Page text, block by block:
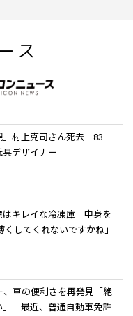
ス
」村上克司さん死去 83
デザイナー
はキレイな冷凍庫 中身を
くしてくれないですかね」
、車の便利さを再発見「絶
」 最近、普通自動車免許